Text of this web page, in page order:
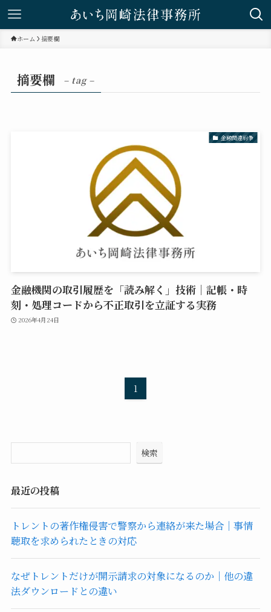
ホーム 摘要欄
摘要欄 – tag –
金融関連紛争
金融機関の取引履歴を「読み解く」技術｜記帳・時
刻・処理コードから不正取引を立証する実務
2026年4月24日
1
検索
最近の投稿
トレントの著作権侵害で警察から連絡が来た場合｜事情
聴取を求められたときの対応
なぜトレントだけが開示請求の対象になるのか｜他の違
法ダウンロードとの違い